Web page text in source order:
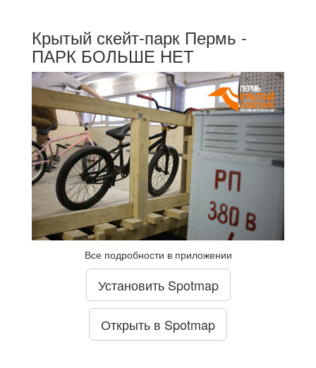
Крытый скейт-парк Пермь -
ПАРК БОЛЬШЕ НЕТ
Все подробности в приложении
Установить Spotmap
Открыть в Spotmap